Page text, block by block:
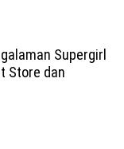
Supergirl
Store dan